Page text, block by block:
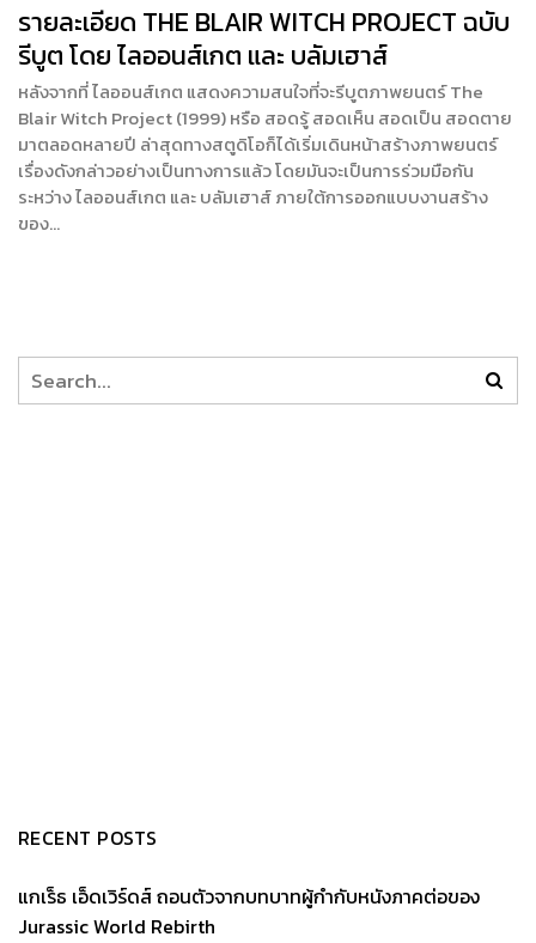
รายละเอียด THE BLAIR WITCH PROJECT ฉบับ
รีบูต โดย ไลออนส์เกต และ บลัมเฮาส์
หลังจากที่ ไลออนส์เกต แสดงความสนใจที่จะรีบูตภาพยนตร์ The
Blair Witch Project (1999) หรือ สอดรู้ สอดเห็น สอดเป็น สอดตาย
มาตลอดหลายปี ล่าสุดทางสตูดิโอก็ได้เริ่มเดินหน้าสร้างภาพยนตร์
เรื่องดังกล่าวอย่างเป็นทางการแล้ว โดยมันจะเป็นการร่วมมือกัน
ระหว่าง ไลออนส์เกต และ บลัมเฮาส์ ภายใต้การออกแบบงานสร้าง
ของ…
RECENT POSTS
แกเร็ธ เอ็ดเวิร์ดส์ ถอนตัวจากบทบาทผู้กำกับหนังภาคต่อของ
Jurassic World Rebirth